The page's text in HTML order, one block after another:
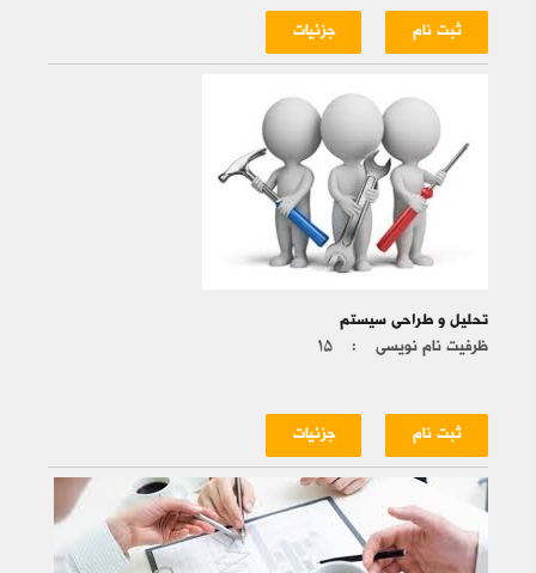
ثبت نام جزئیات
تحلیل و طراحی سیستم
ظرفیت نام نویسی : ۱۵
ثبت نام جزئیات